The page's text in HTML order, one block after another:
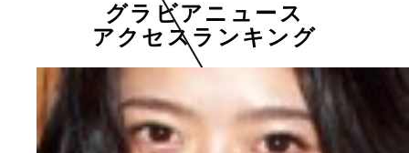
グラビアニュース
アクセスランキング